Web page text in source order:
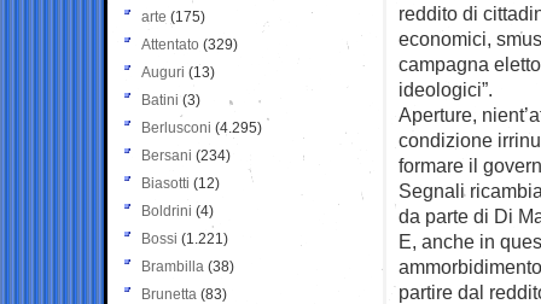
reddito di
economici,
campagna
ideologici”.
Aperture,
condizione
formare il
Segnali
da parte di Di
E, anche in
partire dal
arte (175)
Attentato (329)
Auguri (13)
Batini (3)
Berlusconi (4.295)
Bersani (234)
Biasotti (12)
Boldrini (4)
Bossi (1.221)
Brambilla (38)
Brunetta (83)